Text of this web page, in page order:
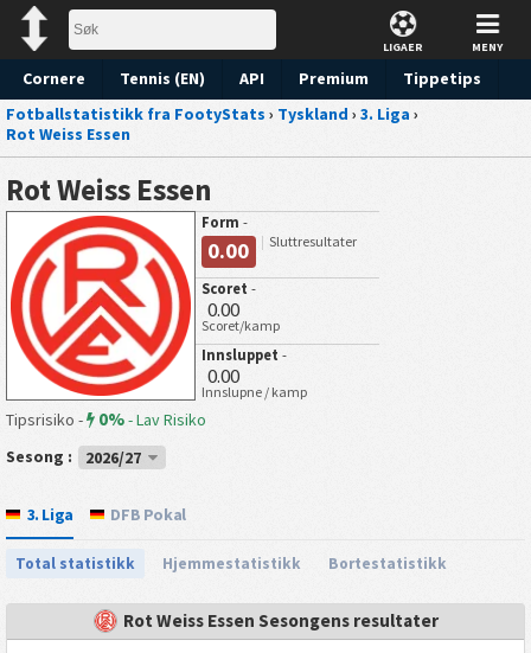
LIGAER MENY
Cornere Tennis (EN) API Premium
Tippetips
Fotballstatistikk fra FootyStats › Tyskland › 3. Liga ›
Rot Weiss Essen
Rot Weiss Essen
Form -
0.00 Sluttresultater
Scoret -
0.00
Scoret/kamp
Innsluppet -
0.00
Innslupne / kamp
Tipsrisiko - 0%-Lav Risiko
Sesong :
2026/27
3. Liga DFB Pokal
Total statistikk Hjemmestatistikk Bortestatistikk
Rot Weiss Essen Sesongens resultater